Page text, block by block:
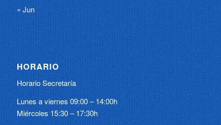
« Jun
HORARIO
Horario Secretaría
Lunes a viernes 09:00 – 14:00h
Miércoles 15:30 – 17:30h